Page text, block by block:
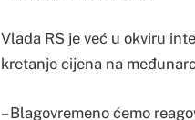
Vlada RS je već u okviru
kretanje cijena na
– Blagovremeno ćemo